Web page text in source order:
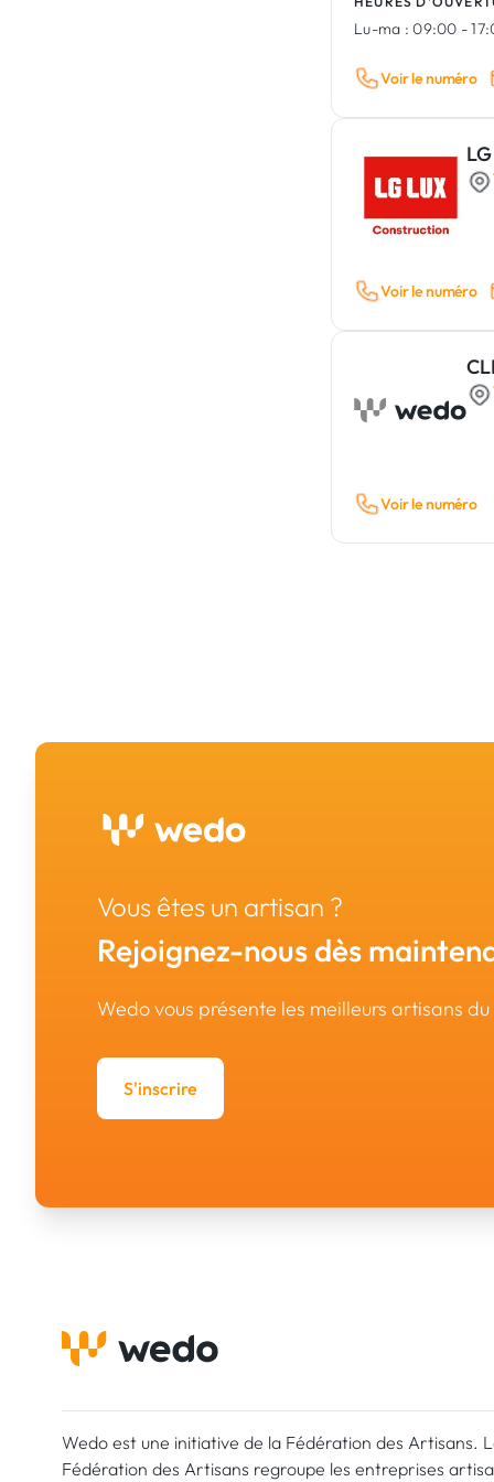
Lu-ma : 09:00 -
Voir le numéro
Voir le numéro
Voir le numéro
Vous êtes un artisan ?
Rejoignez-nous dès
Wedo vous présente les meilleurs artisans
S'inscrire
Wedo est une initiative de la Fédération des Artisans.
Fédération des Artisans regroupe les entreprises